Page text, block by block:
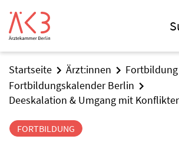
Startseite Ärzt:innen
Fortbildung
Fortbildungskalender Berlin
Deeskalation & Umgang mit
FORTBILDUNG